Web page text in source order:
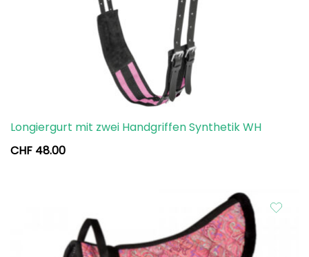
Longiergurt mit zwei Handgriffen Synthetik WH
CHF 48.00